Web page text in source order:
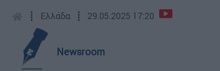
┋ Ελλάδα ┋ 29.05.2025 17:20
Newsroom